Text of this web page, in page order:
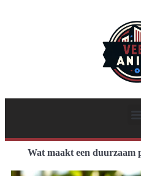
Wat maakt een duurzaam